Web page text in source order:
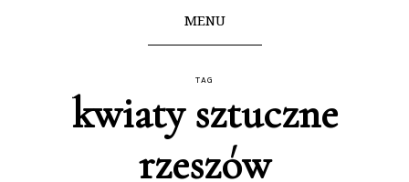
MENU
TAG
kwiaty sztuczne
rzeszów